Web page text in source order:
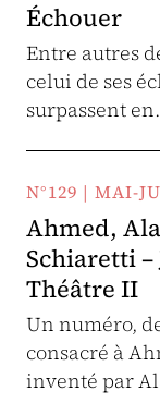
Échouer
Entre autres
celui de ses
surpassent
N°129 | MAI-
Ahmed,
Schiaretti –
Théâtre II
Un numéro,
consacré à
inventé par